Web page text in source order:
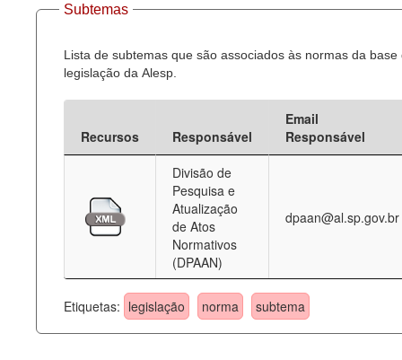
Subtemas
Lista de subtemas que são associados às normas da base
legislação da Alesp.
Recursos Responsável
Email
Responsável
Divisão de
Pesquisa e
Atualização
de Atos
Normativos
(DPAAN)
dpaan@al.sp.gov.br
Etiquetas: legislação norma subtema